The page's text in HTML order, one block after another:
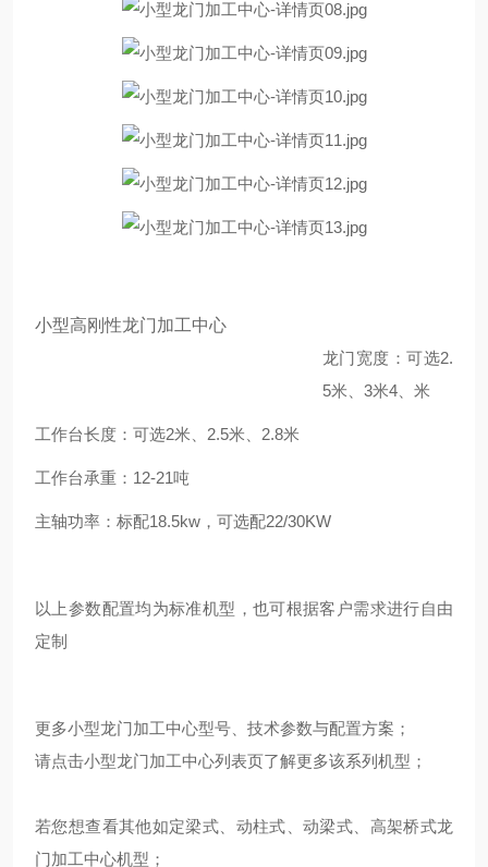
小型高刚性龙门加工中心
龙门宽度：可选2.
5米、3米4、米
工作台长度：可选2米、2.5米、2.8米
工作台承重：12-21吨
主轴功率：标配18.5kw，可选配22/30KW
以上参数配置均为标准机型，也可根据客户需求进行自由
定制
更多小型龙门加工中心型号、技术参数与配置方案；
请点击小型龙门加工中心列表页了解更多该系列机型；
若您想查看其他如定梁式、动柱式、动梁式、高架桥式龙
门加工中心机型；